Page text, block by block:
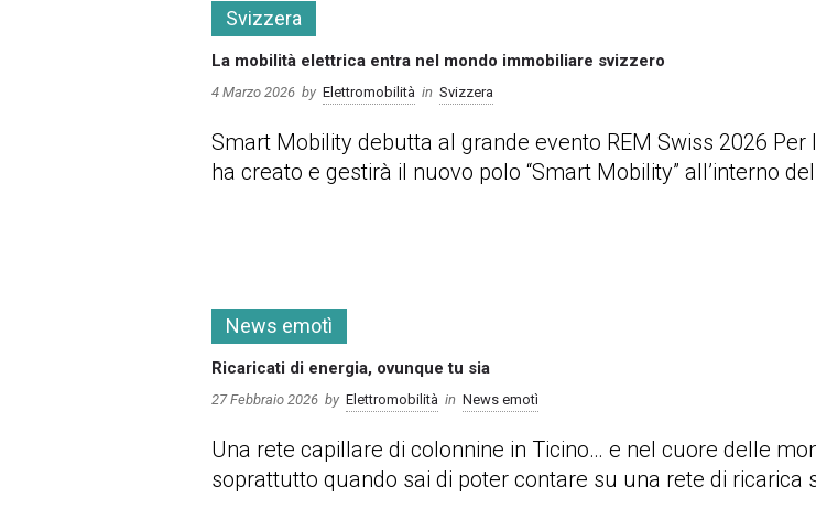
Svizzera
La mobilità elettrica entra nel mondo immobiliare svizzero
4 Marzo 2026 by Elettromobilità in Svizzera
Smart Mobility debutta al grande evento REM Swiss 2026
ha creato e gestirà il nuovo polo “Smart Mobility” all’interno
News emotì
Ricaricati di energia, ovunque tu sia
27 Febbraio 2026 by Elettromobilità in News emotì
Una rete capillare di colonnine in Ticino… e nel cuore delle
soprattutto quando sai di poter contare su una rete di ricarica